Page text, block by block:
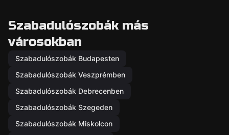
Szabadulószobák más
városokban
Szabadulószobák Budapesten
Szabadulószobák Veszprémben
Szabadulószobák Debrecenben
Szabadulószobák Szegeden
Szabadulószobák Miskolcon